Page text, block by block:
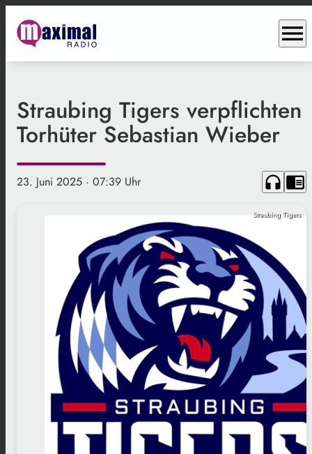
menu
Straubing Tigers verpflichten
Torhüter Sebastian Wieber
23. Juni 2025 · 07:39 Uhr headphones chrome_reader_mode
Straubing Tigers